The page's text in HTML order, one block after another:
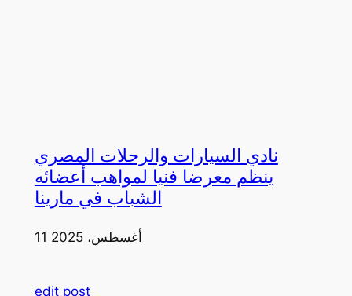
نادي السيارات والرحلات المصري
ينظم معرضا فنيا لمواهب أعضائه
الشباب في مارينا
11 أغسطس، 2025
edit post